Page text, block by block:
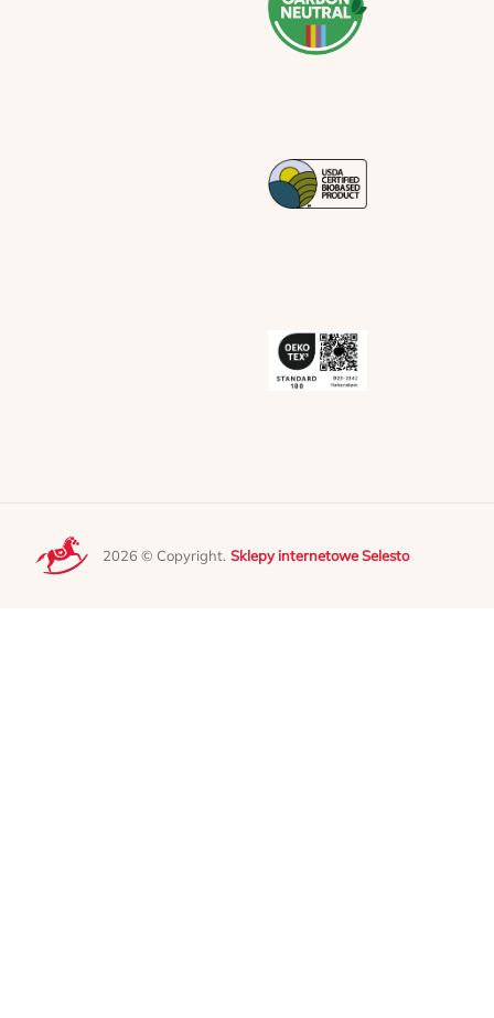
2026 © Copyright. Sklepy internetowe Selesto